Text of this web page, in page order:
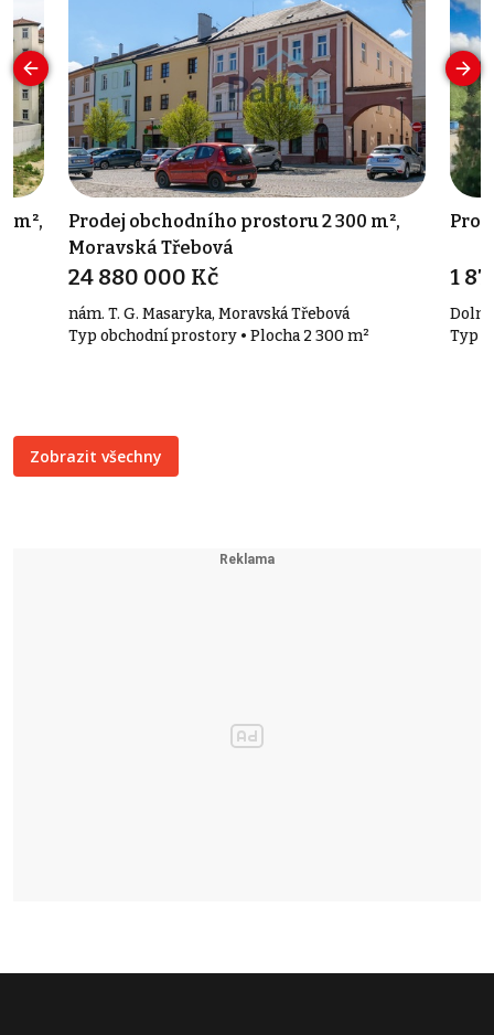
m²,
Prodej obchodního prostoru 2 300 m²,
Moravská Třebová
24 880 000 Kč
nám. T. G. Masaryka, Moravská Třebová
Typ obchodní prostory • Plocha 2 300 m²
1
Dolní
Typ
Zobrazit všechny